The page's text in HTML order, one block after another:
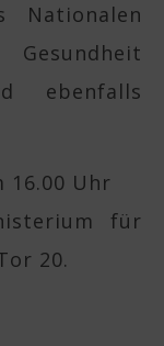
Nationalen
ebenfalls
16.00 Uhr
für
20.